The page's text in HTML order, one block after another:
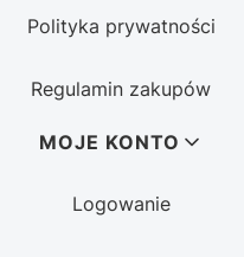
Polityka prywatności
Regulamin zakupów
MOJE KONTO
Logowanie